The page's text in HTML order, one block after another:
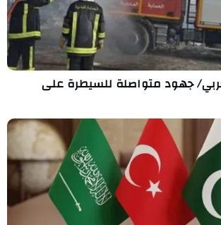
جهود متواصلة للسيطرة على